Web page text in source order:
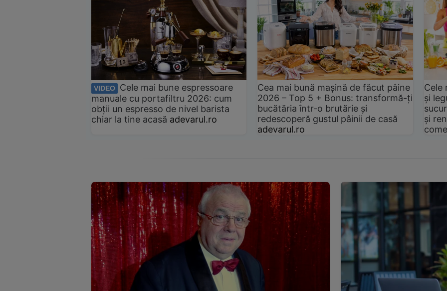
VIDEO
Cele mai bune espressoare
manuale cu portafiltru 2026: cum
obții un espresso de nivel barista
chiar la tine acasă adevarul.ro
Cea mai bună mașină de făcut pâine
2026 – Top 5 + Bonus: transformă-ți
bucătăria într-o brutărie și
redescoperă gustul pâinii de casă
adevarul.ro
Cele
și
și